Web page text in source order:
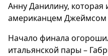
Анну Данилину, которая
американцем Джеймсом
Начало финала
итальянской пары –